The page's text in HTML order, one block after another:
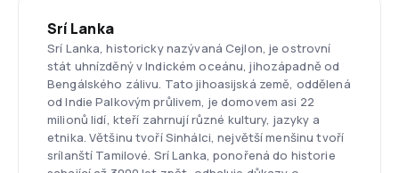
Srí Lanka
Srí Lanka, historicky nazývaná Cejlon, je ostrovní
stát uhnízděný v Indickém oceánu, jihozápadně od
Bengálského zálivu. Tato jihoasijská země, oddělená
od Indie Palkovým průlivem, je domovem asi 22
milionů lidí, kteří zahrnují různé kultury, jazyky a
etnika. Většinu tvoří Sinhálci, největší menšinu tvoří
srílanští Tamilové. Srí Lanka, ponořená do historie